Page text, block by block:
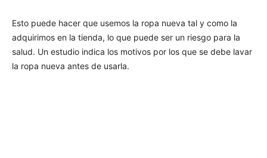
Esto puede hacer que usemos la ropa nueva tal y como la
adquirimos en la tienda, lo que puede ser un riesgo para la
salud. Un estudio indica los motivos por los que se debe lavar
la ropa nueva antes de usarla.